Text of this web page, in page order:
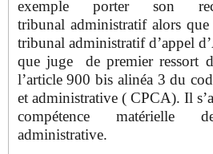
exemple porter son
tribunal administratif alors
tribunal administratif d’appel
que juge de premier ressort
l’article 900 bis alinéa 3 du
et administrative ( CPCA). Il
compétence
administrative.